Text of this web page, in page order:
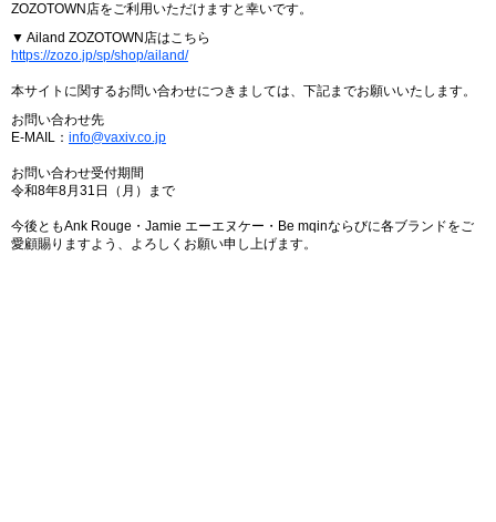
ZOZOTOWN店をご利用いただけますと幸いです。
▼ Ailand ZOZOTOWN店はこちら
https://zozo.jp/sp/shop/ailand/
本サイトに関するお問い合わせにつきましては、下記までお願いいたします。
お問い合わせ先
E-MAIL： info@vaxiv.co.jp
お問い合わせ受付期間
令和8年8月31日（月）まで
今後ともAnk Rouge・Jamie エーエヌケー・Be mqinならびに各ブランドをご
愛顧賜りますよう、よろしくお願い申し上げます。